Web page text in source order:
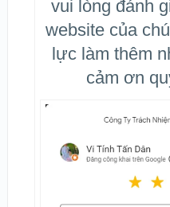
vui lòng đánh
website của
lực làm thêm
cảm ơn